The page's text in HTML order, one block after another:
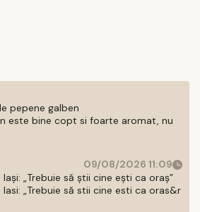
pepene galben
este bine copt si foarte aromat, nu
09/08/2026 11:09
„Trebuie să știi cine ești ca oraș”
„Trebuie să stii cine esti ca oras&r